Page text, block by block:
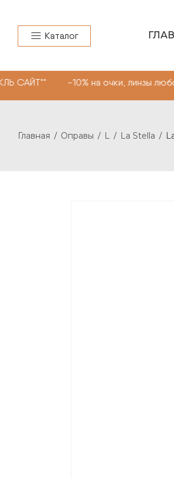
Каталог
очки, линзы любой
Главная / Оправы / L / La Stella /